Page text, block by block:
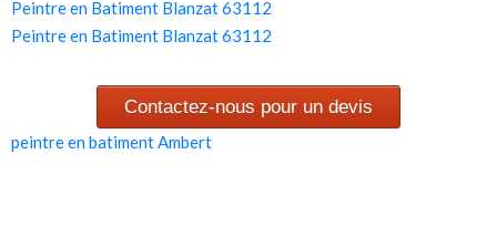
Peintre en Batiment Blanzat 63112
Peintre en Batiment Blanzat 63112
Contactez-nous pour un devis
peintre en batiment Ambert